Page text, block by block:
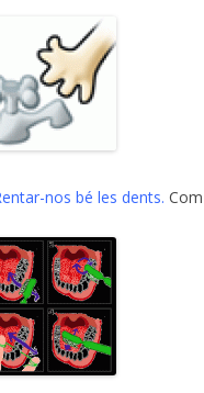
nos bé les dents.